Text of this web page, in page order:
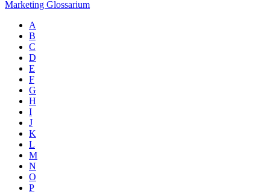
Marketing Glossarium
A
B
C
D
E
F
G
H
I
J
K
L
M
N
O
P